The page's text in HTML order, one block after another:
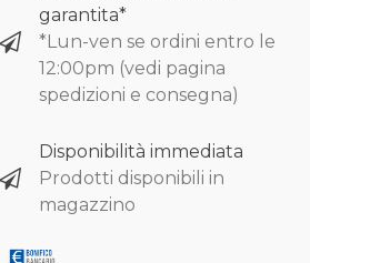
garantita*
*Lun-ven se ordini entro le
12:00pm (vedi pagina
spedizioni e consegna)
Disponibilità immediata
Prodotti disponibili in
magazzino